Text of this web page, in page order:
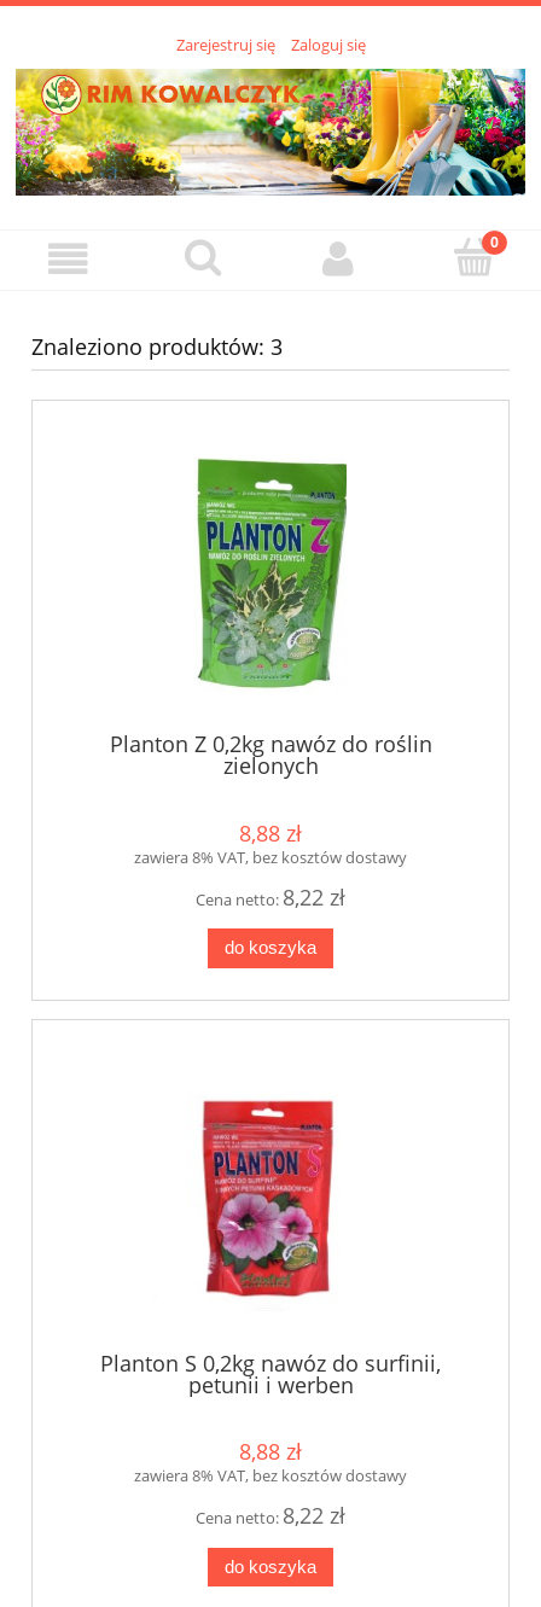
Zarejestruj się Zaloguj się
Znaleziono produktów: 3
Planton Z 0,2kg nawóz do roślin
zielonych
8,88 zł
zawiera 8% VAT, bez kosztów dostawy
Cena netto: 8,22 zł
do koszyka
Planton S 0,2kg nawóz do surfinii,
petunii i werben
8,88 zł
zawiera 8% VAT, bez kosztów dostawy
Cena netto: 8,22 zł
do koszyka